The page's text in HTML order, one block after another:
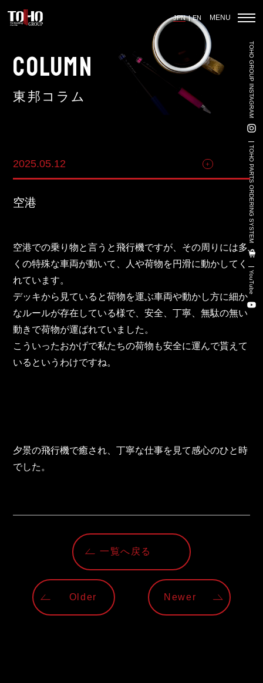
JPN EN MENU
中古車販売事業
輸出入事業
新卒・キャリア採用コンサルティング事業
人材紹介事業
DX事業
株式会社 東邦ホールディングス
株式会社 ワールドパーツ
東邦グループからのお知らせ
東邦コラム
お問い合わせ
TOHO GROUP INSTAGRAM
TOHO PARTS ORDERING SYSTEM
YouTube
COLUMN
東邦コラム
2025.05.12 その他
空港
空港での乗り物と言うと飛行機ですが、その周りには多
くの特殊な車両が動いて、人や荷物を円滑に動かしてく
れています。
デッキから見ていると荷物を運ぶ車両や動かし方に細か
なルールが存在している様で、安全、丁寧、無駄の無い
動きで荷物が運ばれていました。
こういったおかげで私たちの荷物も安全に運んで貰えて
いるというわけですね。
夕景の飛行機で癒され、丁寧な仕事を見て感心のひと時
でした。
一覧へ戻る
Older Newer